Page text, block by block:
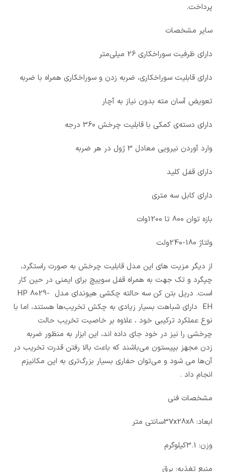
پرداخت.
سایر مشخصات
دارای ظرفیت سوراخکاری 26 میلی‌متر
دارای قابلیت سوراخکاری، ضربه زدن و سوراخکاری همراه با ضربه
تعویض آسان مته بدون نیاز به آچار
دارای دسته‌ی کمکی با قابلیت چرخش 360 درجه
وارد آوردن نیرویی معادل 3 ژول در هر ضربه
دارای قفل کلید
دارای کابل سه متری
بازه توان 800 تا 1200وات
ولتاژ 180-240ولت
از دیگر مزیت های این مدل قابلیت چرخش به صورت راستگرد،
چپگرد و تک جهت به همراه قفل سوییچ برای ایمنی در حین کار
است. دریل بتن کن سه حالته چکشی هیوندای مدل HP 8029-
EH دارای شباهت بسیار زیادی به چکش تخریب‌ها هستند، اما با
نوع عملکرد ترکیبی خود ، علاوه بر خاصیت تخریب حالت
چرخشی را نیز در خود جای داده اند، این ابزار به منظور ضربه
زدن مجهز بپیستون می‌باشند که باعث بالا رفتن قدرت تخریب در
آن‌ها می شود و می‌توان حفاری بسیار بزرگ‌تری به این مکانیزم
انجام داد .
مشخصات فنی
ابعاد: 37x28x8سانتی متر
وزن: 3.1کیلوگرم
منبع تغذیه: برق